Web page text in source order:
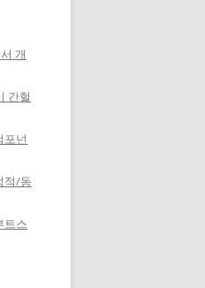
개
간헐
포넌
적/동
트스